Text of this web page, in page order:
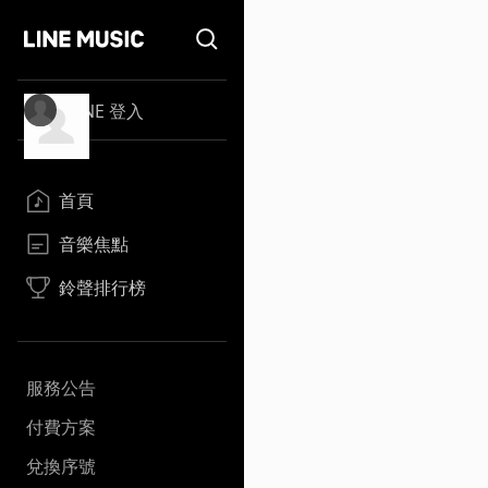
LINE 登入
首頁
音樂焦點
鈴聲排行榜
服務公告
付費方案
兌換序號